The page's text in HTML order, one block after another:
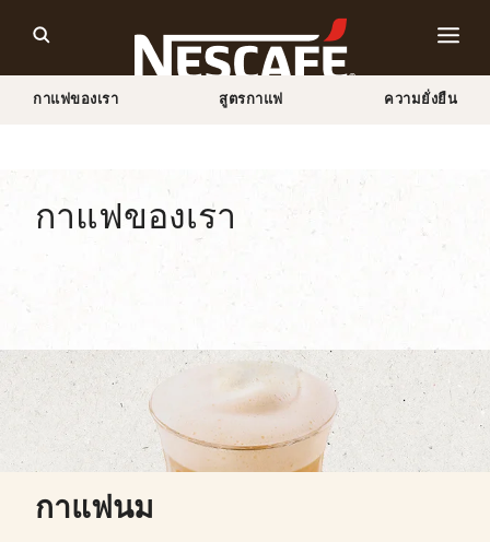
กาแฟของเรา สูตรกาแฟ ความยั่งยืน
กาแฟของเรา
กาแฟนม